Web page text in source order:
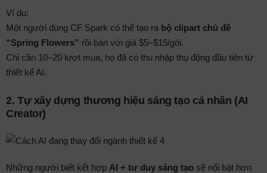
Ví dụ:
Một người dùng CF Spark có thể tạo ra bộ clipart chủ đề
“Spring Flowers” rồi bán với giá $5–$15/gói.
Chỉ cần 10–20 lượt mua, họ đã có thu nhập thụ động đầu tiên từ
thiết kế AI.
2. Tự xây dựng thương hiệu sáng tạo cá nhân (AI
Creator)
Những người biết kết hợp AI + tư duy sáng tạo sẽ nổi bật hơn